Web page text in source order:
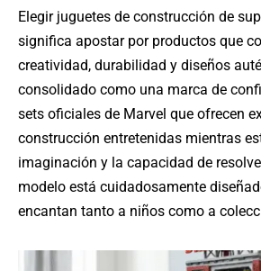
Elegir juguetes de construcción de
significa apostar por productos que
creatividad, durabilidad y diseños
consolidado como una marca de
sets oficiales de Marvel que ofrecen
construcción entretenidas mientras
imaginación y la capacidad de
modelo está cuidadosamente
encantan tanto a niños como a